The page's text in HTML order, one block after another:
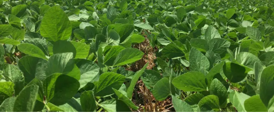
compras por parte da demanda.
“Mesmo com a correção observada na Bolsa de Chicago
no fim do mês, os preços em Mato Grosso do Sul
permaneceram mais sustentados. Isso mostra que
fatores como o câmbio, a demanda física e as condições
logísticas exerceram papel importante na formação das
cotações estaduais, reduzindo o impacto das oscilações